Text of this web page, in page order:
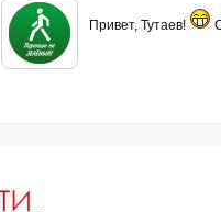
Привет, Тутаев!